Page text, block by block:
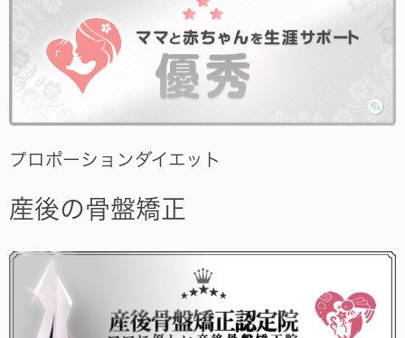
プロポーションダイエット
産後の骨盤矯正